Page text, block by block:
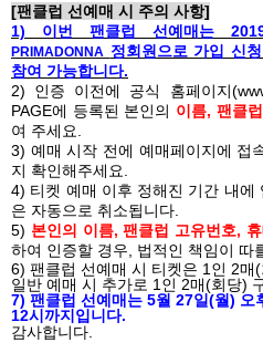
[팬클럽 선예매 시 주의 사항]
1) 이번 팬클럽 선예매는
PRIMADONNA 정회원으로 가입 신
참여 가능합니다.
2) 인증 이전에 공식 홈페이지(
PAGE에 등록된 본인의 이름, 팬클
여 주세요
3) 예매 시작 전에 예매페이지에 접
지 확인해주세요
4) 티켓 예매 이후 정해진 기간 내에
은 자동으로 취소됩니다
5) 본인의 이름,팬클럽 고유번호,
하여 인증할 경우
법적인 책임이 따
6) 팬클럽 선예매 시 티켓은 1 인 2매(
일반 예매 시 추가로 1 인 2매(회당)
7) 팬클럽 선예매는 5월 27일(월) 오
12시까지입니다.
감사합니다